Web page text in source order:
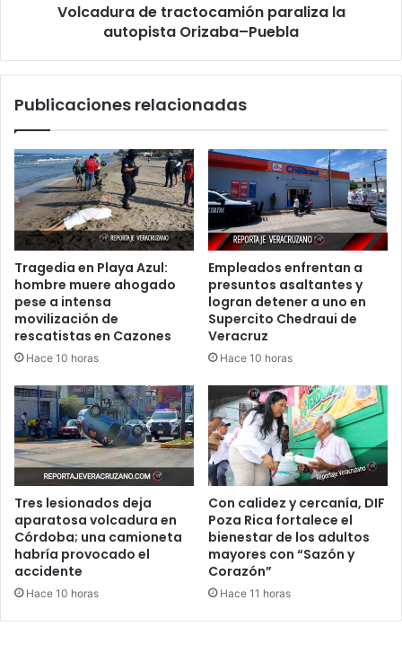
Volcadura de tractocamión paraliza la
autopista Orizaba–Puebla
Publicaciones relacionadas
Tragedia en Playa Azul:
hombre muere ahogado
pese a intensa
movilización de
rescatistas en Cazones
Hace 10 horas
Empleados enfrentan a
presuntos asaltantes y
logran detener a uno en
Supercito Chedraui de
Veracruz
Hace 10 horas
Tres lesionados deja
aparatosa volcadura en
Córdoba; una camioneta
habría provocado el
accidente
Hace 10 horas
Con calidez y cercanía, DIF
Poza Rica fortalece el
bienestar de los adultos
mayores con “Sazón y
Corazón”
Hace 11 horas